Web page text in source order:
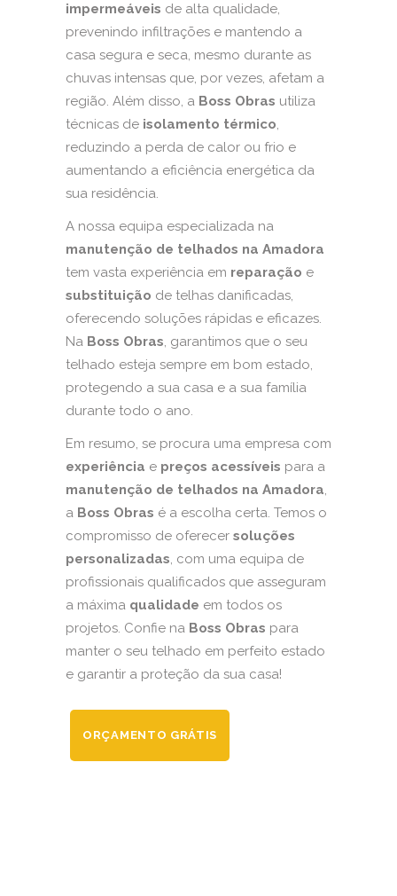
impermeáveis de alta qualidade,
prevenindo infiltrações e mantendo a
casa segura e seca, mesmo durante as
chuvas intensas que, por vezes, afetam a
região. Além disso, a Boss Obras utiliza
técnicas de isolamento térmico,
reduzindo a perda de calor ou frio e
aumentando a eficiência energética da
sua residência.
A nossa equipa especializada na
manutenção de telhados na Amadora
tem vasta experiência em reparação e
substituição de telhas danificadas,
oferecendo soluções rápidas e eficazes.
Na Boss Obras, garantimos que o seu
telhado esteja sempre em bom estado,
protegendo a sua casa e a sua família
durante todo o ano.
Em resumo, se procura uma empresa com
experiência e preços acessíveis para a
manutenção de telhados na Amadora,
a Boss Obras é a escolha certa. Temos o
compromisso de oferecer soluções
personalizadas, com uma equipa de
profissionais qualificados que asseguram
a máxima qualidade em todos os
projetos. Confie na Boss Obras para
manter o seu telhado em perfeito estado
e garantir a proteção da sua casa!
ORÇAMENTO GRÁTIS